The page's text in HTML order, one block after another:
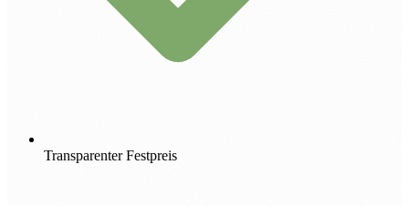
Transparenter Festpreis